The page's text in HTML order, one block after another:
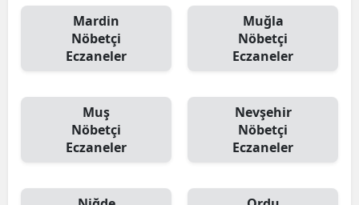
Mardin
Nöbetçi
Eczaneler
Muğla
Nöbetçi
Eczaneler
Muş
Nöbetçi
Eczaneler
Nevşehir
Nöbetçi
Eczaneler